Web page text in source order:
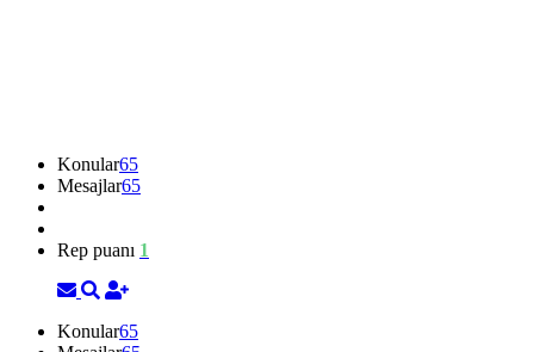
Konular65
Mesajlar65
Rep puanı 1
Konular65